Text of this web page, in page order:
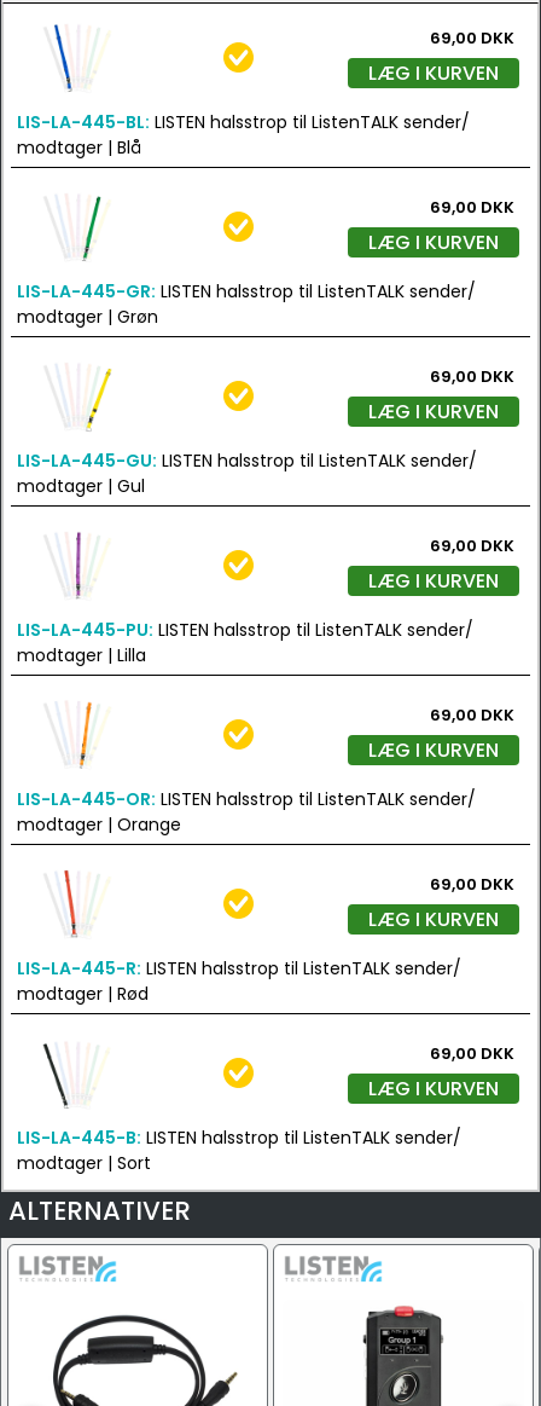
69,00 DKK
LÆG I KURVEN
LIS-LA-445-BL: LISTEN halsstrop til ListenTALK sender/
modtager | Blå
69,00 DKK
LÆG I KURVEN
LIS-LA-445-GR: LISTEN halsstrop til ListenTALK sender/
modtager | Grøn
69,00 DKK
LÆG I KURVEN
LIS-LA-445-GU: LISTEN halsstrop til ListenTALK sender/
modtager | Gul
69,00 DKK
LÆG I KURVEN
LIS-LA-445-PU: LISTEN halsstrop til ListenTALK sender/
modtager | Lilla
69,00 DKK
LÆG I KURVEN
LIS-LA-445-OR: LISTEN halsstrop til ListenTALK sender/
modtager | Orange
69,00 DKK
LÆG I KURVEN
LIS-LA-445-R: LISTEN halsstrop til ListenTALK sender/
modtager | Rød
69,00 DKK
LÆG I KURVEN
LIS-LA-445-B: LISTEN halsstrop til ListenTALK sender/
modtager | Sort
ALTERNATIVER